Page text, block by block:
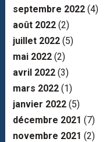
septembre 2022(4)
août 2022(2)
juillet 2022(5)
mai 2022(2)
avril 2022(3)
mars 2022(1)
janvier 2022(5)
décembre 2021 (7)
novembre 2021 (2)